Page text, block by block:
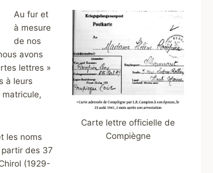
Carte lettre officielle de
Compiègne
Au fur et
à mesure
de nos
avons
lettres »
à leurs
les noms
partir des 37
(1929-